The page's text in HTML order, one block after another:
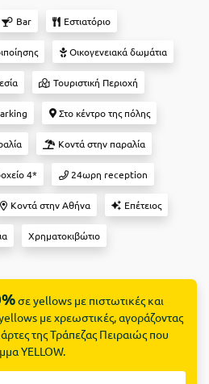
Bar Εστιατόριο
Οικογενειακά δωμάτια
Τουριστική Περιοχή
Στο κέντρο της πόλης
Κοντά στην παραλία
4* 24ωρη reception
Κοντά στην Αθήνα Επέτειος
Χρηματοκιβώτιο
σε yellows με πιστωτικές και
με χρεωστικές, αγοράζοντας
της Τράπεζας Πειραιώς που
YELLOW.